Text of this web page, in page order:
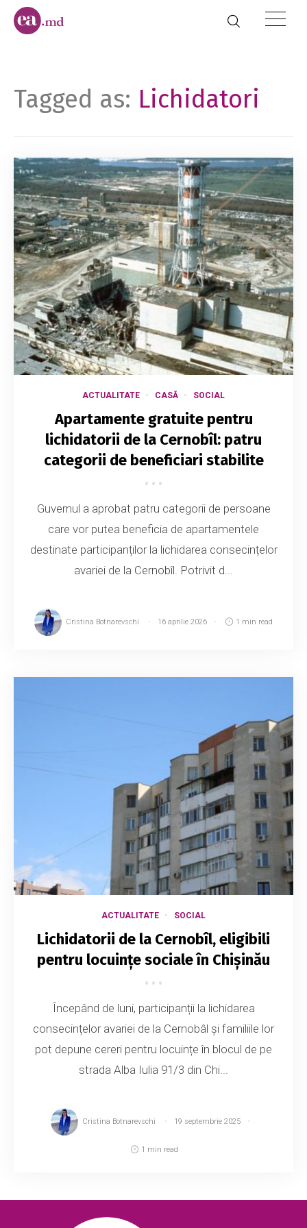
Tagged as: Lichidatori
ACTUALITATE CASĂ SOCIAL
Apartamente gratuite pentru
lichidatorii de la Cernobîl: patru
categorii de beneficiari stabilite
Guvernul a aprobat patru categorii de persoane
care vor putea beneficia de apartamentele
destinate participanților la lichidarea consecințelor
avariei de la Cernobîl. Potrivit d...
Cristina Botnarevschi 16 aprilie 2026 1 min read
ACTUALITATE SOCIAL
Lichidatorii de la Cernobîl, eligibili
pentru locuințe sociale în Chișinău
Începând de luni, participanții la lichidarea
consecințelor avariei de la Cernobâl și familiile lor
pot depune cereri pentru locuințe în blocul de pe
strada Alba Iulia 91/3 din Chi...
Cristina Botnarevschi 19 septembrie 2025
1 min read